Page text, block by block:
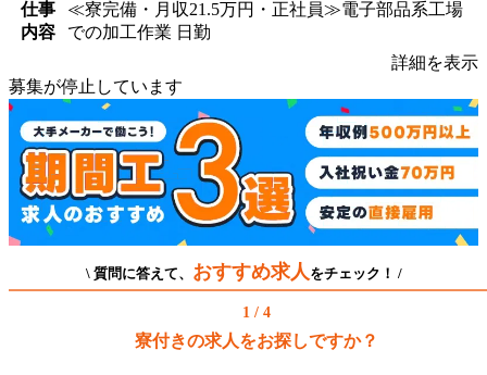
仕事
内容
≪寮完備・月収21.5万円・正社員≫電子部品系工場
での加工作業 日勤
詳細を表示
募集が停止しています
\ 質問に答えて、 おすすめ求人 をチェック！ /
1 / 4
寮付きの求人をお探しですか？